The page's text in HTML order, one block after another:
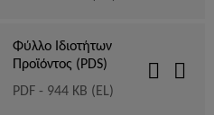
Φύλλο Ιδιοτήτων
Προϊόντος (PDS)
PDF - 944 KB (EL)